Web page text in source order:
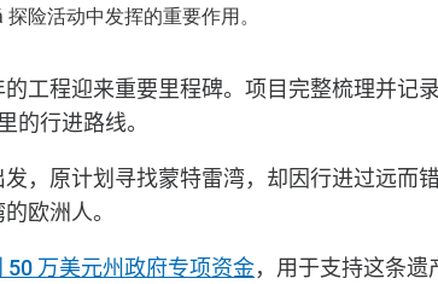
险活动中发挥的重要作用。
工程迎来重要里程碑。项目完整梳理并记
的行进路线。
，原计划寻找蒙特雷湾，却因行进过远而
欧洲人。
50 万美元州政府专项资金，用于支持这条